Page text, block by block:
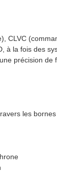
CLVC
à la fois des
précision de
les